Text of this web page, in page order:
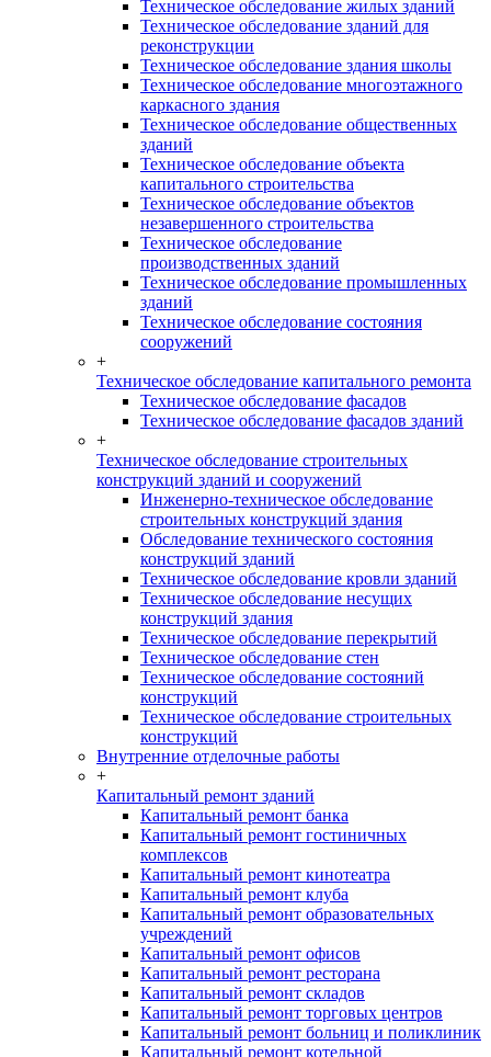
Техническое обследование жилых зданий
Техническое обследование зданий для
реконструкции
Техническое обследование здания школы
Техническое обследование многоэтажного
каркасного здания
Техническое обследование общественных
зданий
Техническое обследование объекта
капитального строительства
Техническое обследование объектов
незавершенного строительства
Техническое обследование
производственных зданий
Техническое обследование промышленных
зданий
Техническое обследование состояния
сооружений
+
Техническое обследование капитального ремонта
Техническое обследование фасадов
Техническое обследование фасадов зданий
+
Техническое обследование строительных
конструкций зданий и сооружений
Инженерно-техническое обследование
строительных конструкций здания
Обследование технического состояния
конструкций зданий
Техническое обследование кровли зданий
Техническое обследование несущих
конструкций здания
Техническое обследование перекрытий
Техническое обследование стен
Техническое обследование состояний
конструкций
Техническое обследование строительных
конструкций
Внутренние отделочные работы
+
Капитальный ремонт зданий
Капитальный ремонт банка
Капитальный ремонт гостиничных
комплексов
Капитальный ремонт кинотеатра
Капитальный ремонт клуба
Капитальный ремонт образовательных
учреждений
Капитальный ремонт офисов
Капитальный ремонт ресторана
Капитальный ремонт складов
Капитальный ремонт торговых центров
Капитальный ремонт больниц и поликлиник
Капитальный ремонт котельной